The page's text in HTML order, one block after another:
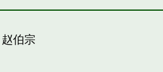
赵伯宗